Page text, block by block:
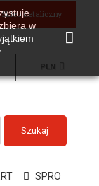
Sklep detaliczny
PLN
Szukaj
SPRO
w